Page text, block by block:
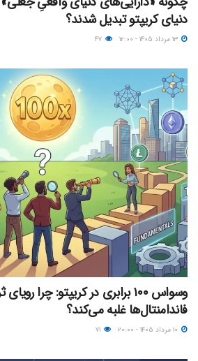
دنیای کریپتو تبدیل شدند؟
وسواس ۱۰۰ برابری در کریپتو: چرا
فاندامنتال‌ها غلبه می‌کند؟